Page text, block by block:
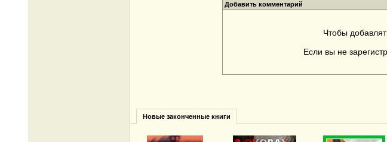
Добавить комментарий
Чтобы
Если вы не
Новые законченные книги